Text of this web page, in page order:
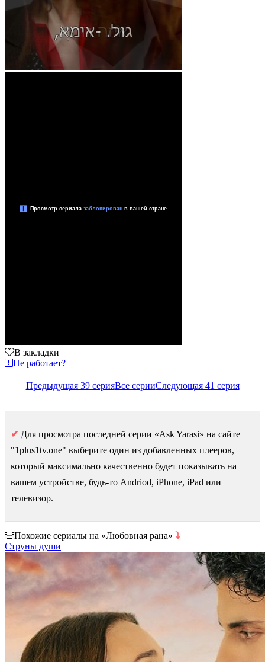
В закладки
Не работает?
Предыдущая 39 серияВсе серииСледующая 41 серия
✔ Для просмотра последней серии «Ask Yarasi» на сайте
"1plus1tv.one" выберите один из добавленных плееров,
который максимально качественно будет показывать на
вашем устройстве, будь-то Andriod, iPhone, iPad или
телевизор.
Похожие сериалы на «Любовная рана» ⤵
Струны души